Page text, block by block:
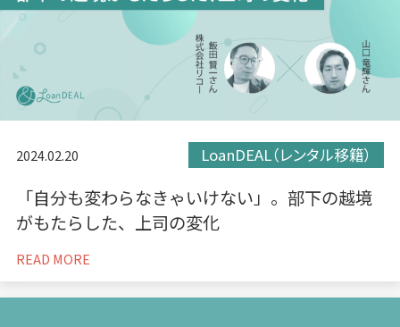
2024.02.20 LoanDEAL（レンタル移籍）
「自分も変わらなきゃいけない」。部下の越境
がもたらした、上司の変化
READ MORE